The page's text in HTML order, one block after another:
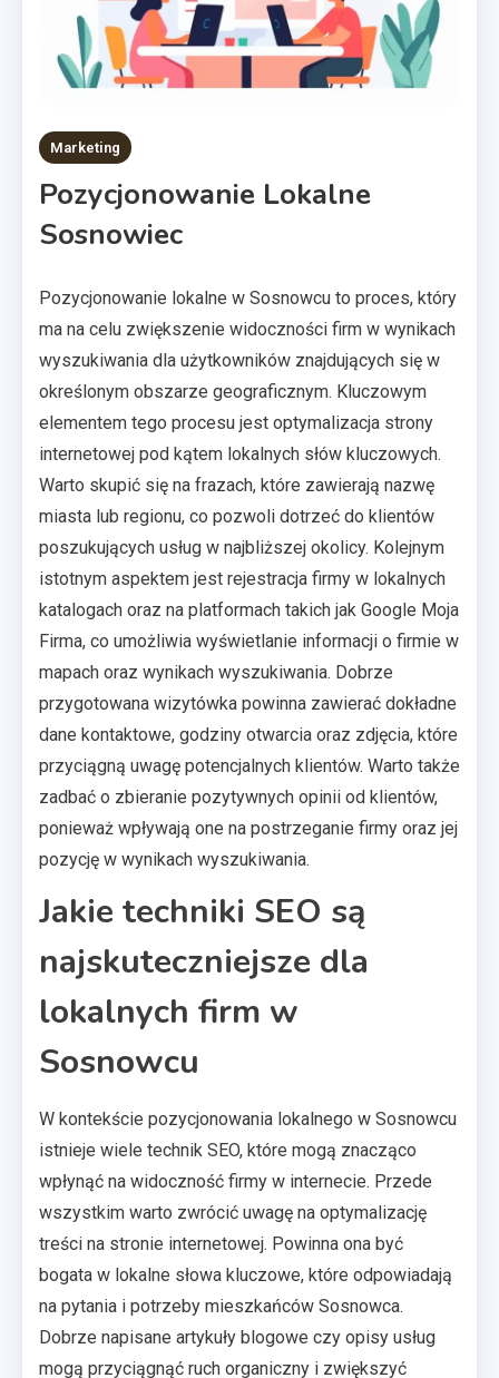
Marketing
Pozycjonowanie Lokalne
Sosnowiec
Pozycjonowanie lokalne w Sosnowcu to proces, który
ma na celu zwiększenie widoczności firm w wynikach
wyszukiwania dla użytkowników znajdujących się w
określonym obszarze geograficznym. Kluczowym
elementem tego procesu jest optymalizacja strony
internetowej pod kątem lokalnych słów kluczowych.
Warto skupić się na frazach, które zawierają nazwę
miasta lub regionu, co pozwoli dotrzeć do klientów
poszukujących usług w najbliższej okolicy. Kolejnym
istotnym aspektem jest rejestracja firmy w lokalnych
katalogach oraz na platformach takich jak Google Moja
Firma, co umożliwia wyświetlanie informacji o firmie w
mapach oraz wynikach wyszukiwania. Dobrze
przygotowana wizytówka powinna zawierać dokładne
dane kontaktowe, godziny otwarcia oraz zdjęcia, które
przyciągną uwagę potencjalnych klientów. Warto także
zadbać o zbieranie pozytywnych opinii od klientów,
ponieważ wpływają one na postrzeganie firmy oraz jej
pozycję w wynikach wyszukiwania.
Jakie techniki SEO są
najskuteczniejsze dla
lokalnych firm w
Sosnowcu
W kontekście pozycjonowania lokalnego w Sosnowcu
istnieje wiele technik SEO, które mogą znacząco
wpłynąć na widoczność firmy w internecie. Przede
wszystkim warto zwrócić uwagę na optymalizację
treści na stronie internetowej. Powinna ona być
bogata w lokalne słowa kluczowe, które odpowiadają
na pytania i potrzeby mieszkańców Sosnowca.
Dobrze napisane artykuły blogowe czy opisy usług
mogą przyciągnąć ruch organiczny i zwiększyć